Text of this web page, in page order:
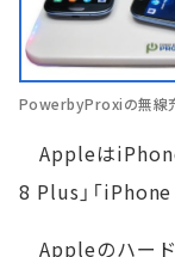
PowerbyProxiの無線
Appleは
8 Plus」「
Appleのハー